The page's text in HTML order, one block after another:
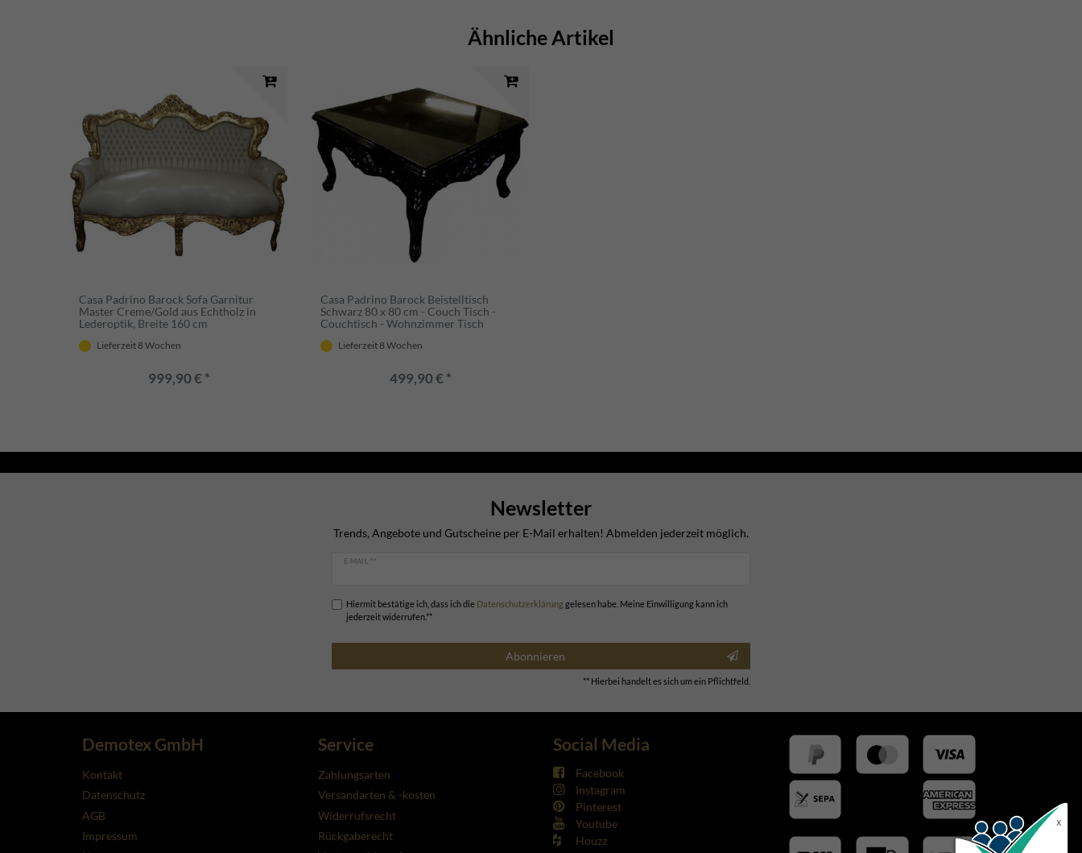
Ähnliche Artikel
Casa Padrino Barock Sofa Garnitur
Master Creme/Gold aus Echtholz in
Lederoptik, Breite 160 cm
Lieferzeit 8 Wochen
999,90 € *
Casa Padrino Barock Beistelltisch
Schwarz 80 x 80 cm - Couch Tisch -
Couchtisch - Wohnzimmer Tisch
Lieferzeit 8 Wochen
499,90 € *
Newsletter
Trends, Angebote und Gutscheine per E-Mail erhalten! Abmelden jederzeit möglich.
E-MAIL **
Hiermit bestätige ich, dass ich die Daten­schutz­erklärunggelesen habe. Meine Einwilligung kann ich
jederzeit widerrufen.**
Abonnieren
** Hierbei handelt es sich um ein Pflichtfeld.
Demotex GmbH
Kontakt
Datenschutz
AGB
Impressum
Service
Zahlungsarten
Versandarten & -kosten
Widerrufsrecht
Rückgaberecht
Social Media
Facebook
Instagram
Pinterest
Youtube
Houzz